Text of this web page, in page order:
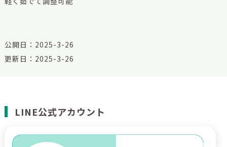
公開日：2025-3-26
更新日：2025-3-26
LINE公式アカウント